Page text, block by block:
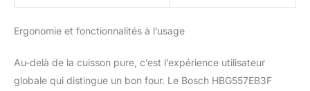
Ergonomie et fonctionnalités à l’usage
Au-delà de la cuisson pure, c’est l’expérience utilisateur
globale qui distingue un bon four. Le Bosch HBG557EB3F